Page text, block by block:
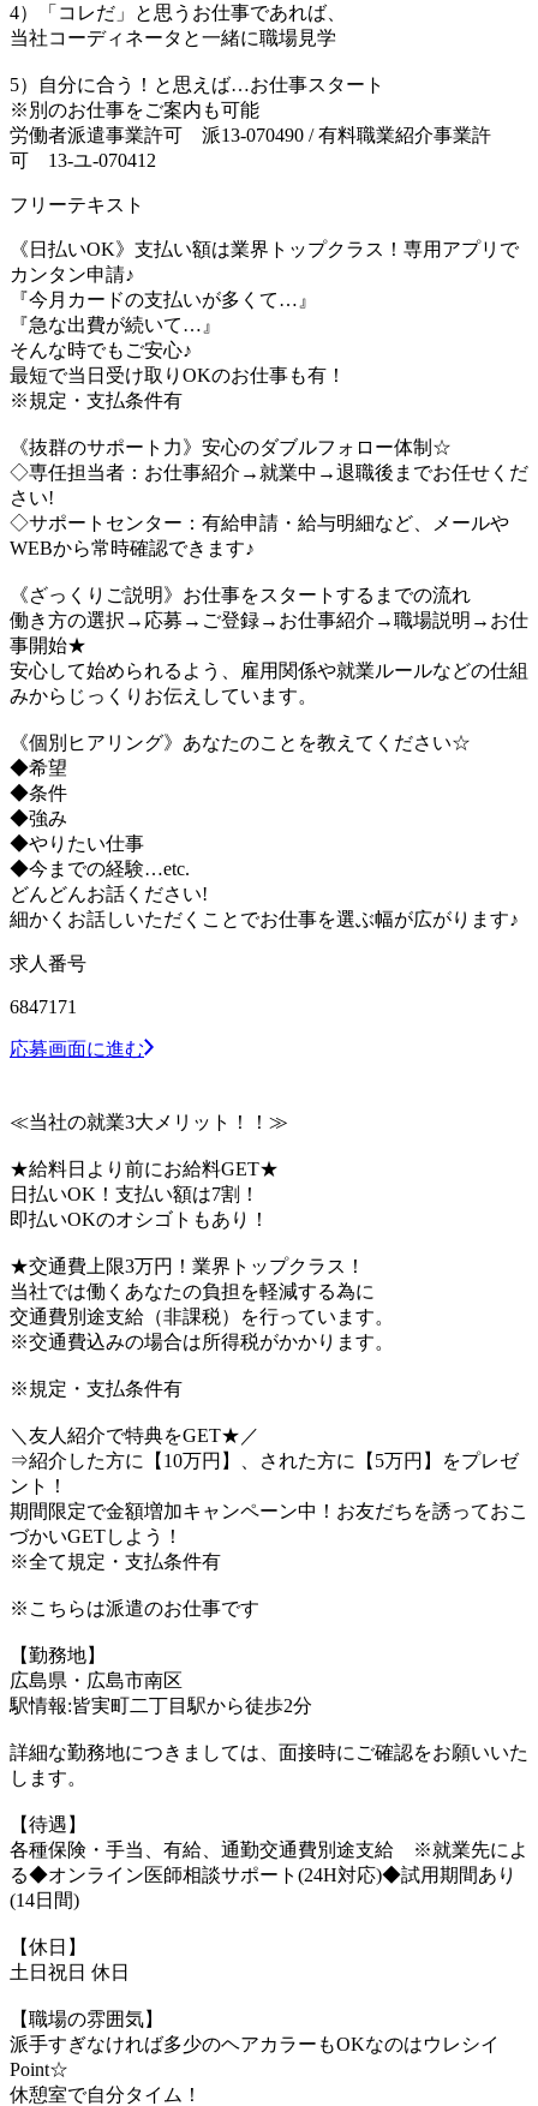
4）「コレだ」と思うお仕事であれば、
当社コーディネータと一緒に職場見学
5）自分に合う！と思えば…お仕事スタート
※別のお仕事をご案内も可能
労働者派遣事業許可 派13-070490 / 有料職業紹介事業許
可 13-ユ-070412
フリーテキスト
《日払いOK》支払い額は業界トップクラス！専用アプリで
カンタン申請♪
『今月カードの支払いが多くて…』
『急な出費が続いて…』
そんな時でもご安心♪
最短で当日受け取りOKのお仕事も有！
※規定・支払条件有
《抜群のサポート力》安心のダブルフォロー体制☆
◇専任担当者：お仕事紹介→就業中→退職後までお任せくだ
さい!
◇サポートセンター：有給申請・給与明細など、メールや
WEBから常時確認できます♪
《ざっくりご説明》お仕事をスタートするまでの流れ
働き方の選択→応募→ご登録→お仕事紹介→職場説明→お仕
事開始★
安心して始められるよう、雇用関係や就業ルールなどの仕組
みからじっくりお伝えしています。
《個別ヒアリング》あなたのことを教えてください☆
◆希望
◆条件
◆強み
◆やりたい仕事
◆今までの経験…etc.
どんどんお話ください!
細かくお話しいただくことでお仕事を選ぶ幅が広がります♪
求人番号
6847171
応募画面に進む
≪当社の就業3大メリット！！≫
★給料日より前にお給料GET★
日払いOK！支払い額は7割！
即払いOKのオシゴトもあり！
★交通費上限3万円！業界トップクラス！
当社では働くあなたの負担を軽減する為に
交通費別途支給（非課税）を行っています。
※交通費込みの場合は所得税がかかります。
※規定・支払条件有
＼友人紹介で特典をGET★／
⇒紹介した方に【10万円】、された方に【5万円】をプレゼ
ント！
期間限定で金額増加キャンペーン中！お友だちを誘っておこ
づかいGETしよう！
※全て規定・支払条件有
※こちらは派遣のお仕事です
【勤務地】
広島県・広島市南区
駅情報:皆実町二丁目駅から徒歩2分
詳細な勤務地につきましては、面接時にご確認をお願いいた
します。
【待遇】
各種保険・手当、有給、通勤交通費別途支給 ※就業先によ
る◆オンライン医師相談サポート(24H対応)◆試用期間あり
(14日間)
【休日】
土日祝日 休日
【職場の雰囲気】
派手すぎなければ多少のヘアカラーもOKなのはウレシイ
Point☆
休憩室で自分タイム！